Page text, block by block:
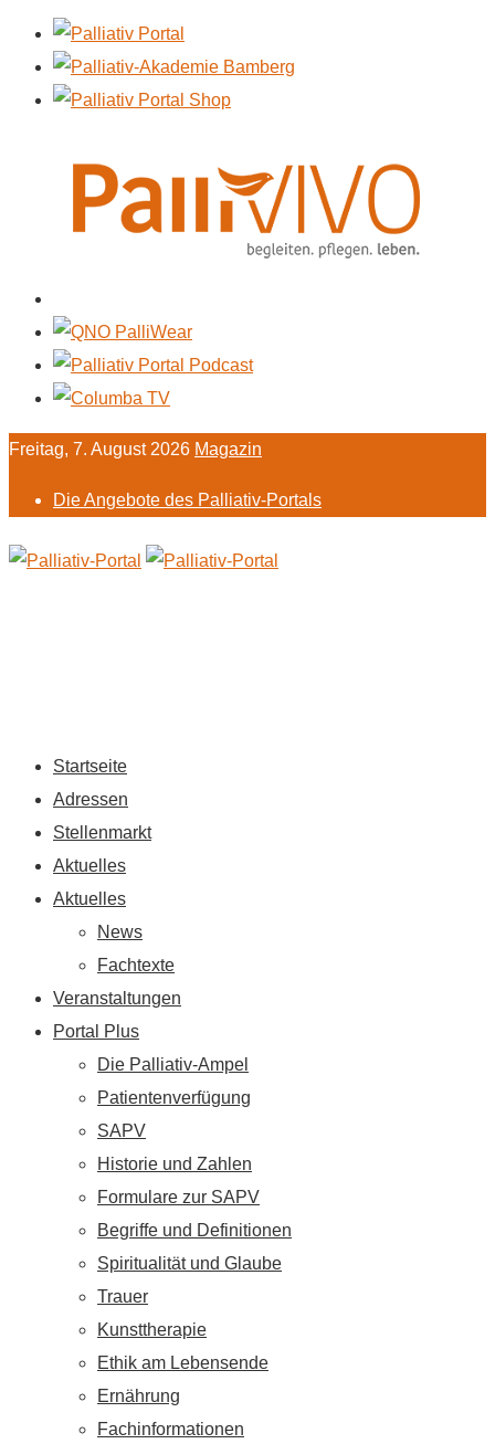
Freitag, 7. August 2026 Magazin
Die Angebote des Palliativ-Portals
Startseite
Adressen
Stellenmarkt
Aktuelles
Aktuelles
News
Fachtexte
Veranstaltungen
Portal Plus
Die Palliativ-Ampel
Patientenverfügung
SAPV
Historie und Zahlen
Formulare zur SAPV
Begriffe und Definitionen
Spiritualität und Glaube
Trauer
Kunsttherapie
Ethik am Lebensende
Ernährung
Fachinformationen